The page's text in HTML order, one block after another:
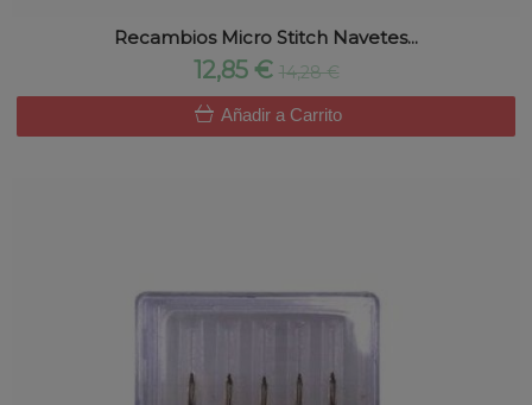
Recambios Micro Stitch Navetes...
12,85 € 14,28 €
Añadir a Carrito